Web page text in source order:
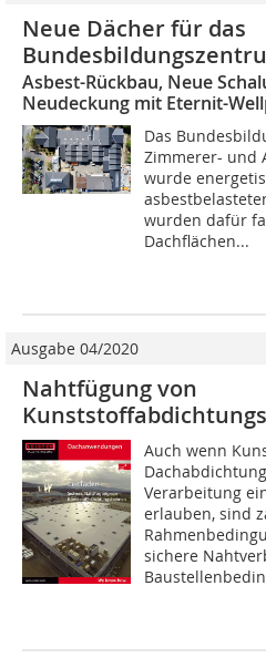
Neue Dächer für das
Asbest-Rückbau, Neue
Neudeckung mit Eternit-
Das
Zimmerer- und
wurde
wurden dafür
Dachflächen...
Ausgabe 04/2020
Nahtfügung von
Auch wenn
Verarbeitung
erlauben, sind
sichere